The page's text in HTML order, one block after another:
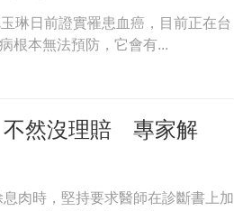
琳日前證實罹患血癌，目前正在台
根本無法預防，它會有...
不然沒理賠 專家解
肉時，堅持要求醫師在診斷書上加